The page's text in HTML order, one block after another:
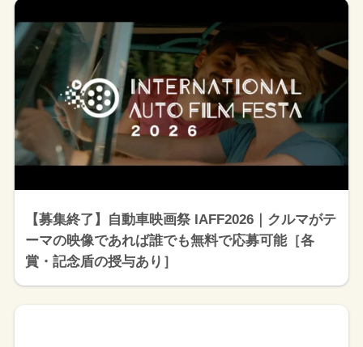
【募集終了】自動車映画祭 IAFF2026｜クルマがテ
ーマの映像であれば誰でも無料で応募可能［各
賞・記念盾の授与あり］